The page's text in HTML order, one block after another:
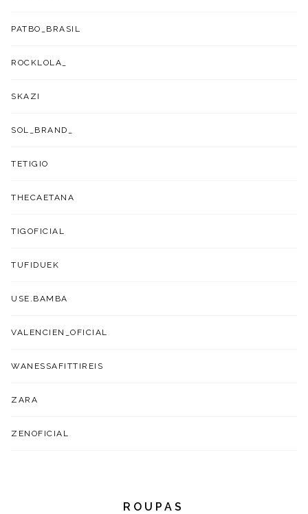
PATBO_BRASIL
ROCKLOLA_
SKAZI
SOL_BRAND_
TETIGIO
THECAETANA
TIGOFICIAL
TUFIDUEK
USE.BAMBA
VALENCIEN_OFICIAL
WANESSAFITTIREIS
ZARA
ZENOFICIAL
ROUPAS